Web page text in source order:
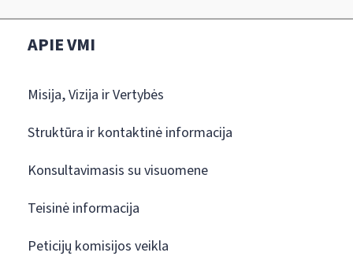
APIE VMI
Misija, Vizija ir Vertybės
Struktūra ir kontaktinė informacija
Konsultavimasis su visuomene
Teisinė informacija
Peticijų komisijos veikla